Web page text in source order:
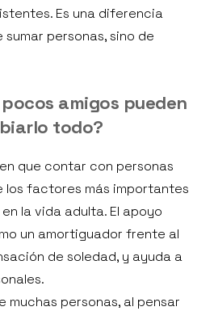
Es una diferencia
personas, sino de
amigos pueden
todo?
que contar con personas
los factores más importantes
la vida adulta. El apoyo
un amortiguador frente al
de soledad, y ayuda a
muchas personas, al pensar